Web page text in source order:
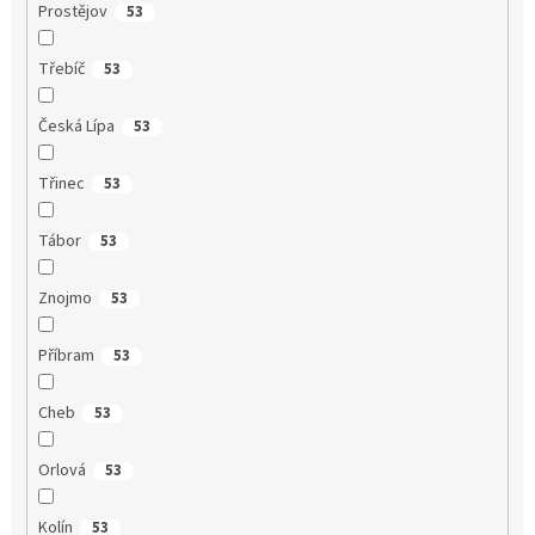
Prostějov 53
Třebíč 53
Česká Lípa 53
Třinec 53
Tábor 53
Znojmo 53
Příbram 53
Cheb 53
Orlová 53
Kolín 53